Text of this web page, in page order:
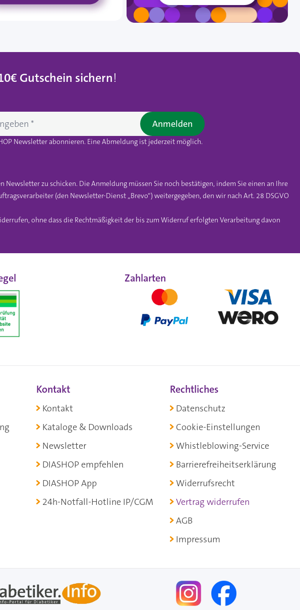
Gutschein sichern!
Newsletter abonnieren. Eine Abmeldung ist jederzeit möglich.
Anmelden
zu schicken. Die Anmeldung müssen Sie noch bestätigen, indem Sie einen an Ihre
(den Newsletter-Dienst „Brevo“) weitergegeben, den wir nach Art. 28 DSGVO
ohne dass die Rechtmäßigkeit der bis zum Widerruf erfolgten Verarbeitung davon
Zahlarten
Kontakt
Kontakt
Kataloge & Downloads
Newsletter
DIASHOP empfehlen
DIASHOP App
24h-Notfall-Hotline IP/CGM
Rechtliches
Datenschutz
Cookie-Einstellungen
Whistleblowing-Service
Barrierefreiheitserklärung
Widerrufsrecht
Vertrag widerrufen
AGB
Impressum